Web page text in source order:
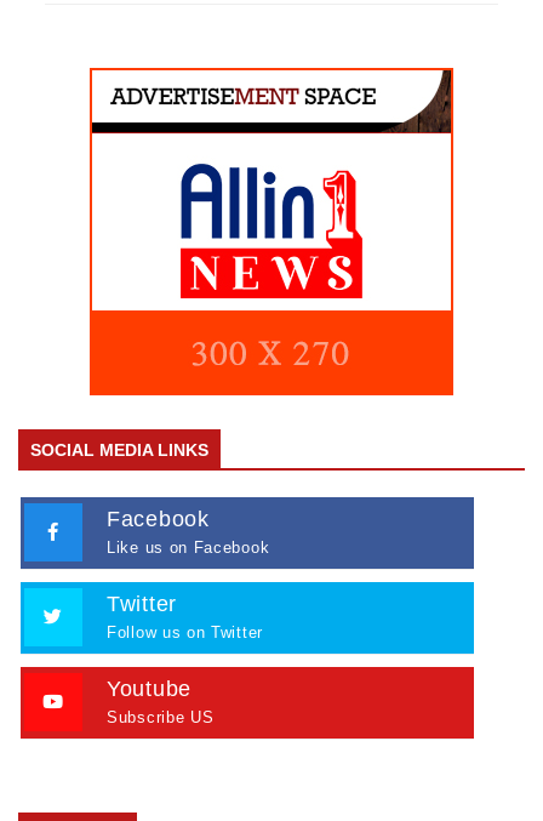
SOCIAL MEDIA LINKS
Facebook
Like us on Facebook
Twitter
Follow us on Twitter
Youtube
Subscribe US